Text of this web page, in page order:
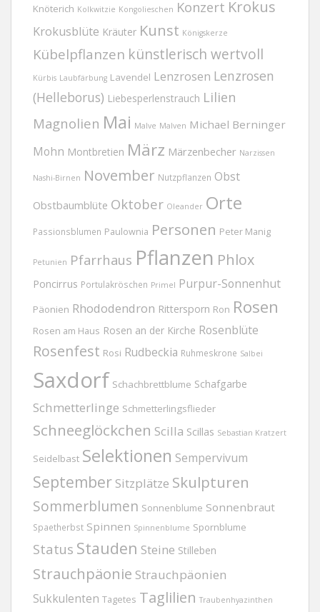
Knöterich Kolkwitzie Kongolieschen Konzert Krokus
Krokusblüte Kräuter Kunst Königskerze
Kübelpflanzen künstlerisch wertvoll
Kürbis Laubfärbung Lavendel Lenzrosen Lenzrosen
(Helleborus) Liebesperlenstrauch Lilien
Magnolien Mai Malve Malven Michael Berninger
Mohn Montbretien März Märzenbecher Narzissen
Nashi-Birnen November Nutzpflanzen Obst
Obstbaumblüte Oktober Oleander Orte
Passionsblumen Paulownia Personen Peter Manig
Petunien Pfarrhaus Pflanzen Phlox
Poncirrus Portulakröschen Primel Purpur-Sonnenhut
Päonien Rhododendron Rittersporn Ron Rosen
Rosen am Haus Rosen an der Kirche Rosenblüte
Rosenfest Rosi Rudbeckia Ruhmeskrone Salbei
Saxdorf Schachbrettblume Schafgarbe
Schmetterlinge Schmetterlingsflieder
Schneeglöckchen Scilla Scillas Sebastian Kratzert
Seidelbast Selektionen Sempervivum
September Sitzplätze Skulpturen
Sommerblumen Sonnenblume Sonnenbraut
Spaetherbst Spinnen Spinnenblume Spornblume
Status Stauden Steine Stilleben
Strauchpäonie Strauchpäonien
Sukkulenten Tagetes Taglilien Traubenhyazinthen